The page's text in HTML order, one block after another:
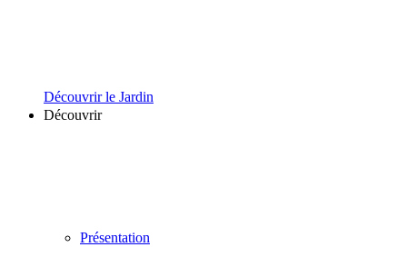
Découvrir
Présentation
Découvrir le Jardin